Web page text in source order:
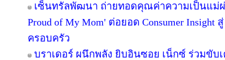
เซ็นทรัลพัฒนา ถ่ายทอดคุณค่าความเป็นแม่ผ่า
Proud of My Mom' ต่อยอด Consumer Insight
ครอบครัว
บราเดอร์ ผนึกพลัง ยิบอินซอย เน็กซ์ ร่วมขับเ